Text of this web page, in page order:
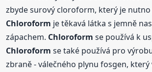
zbyde surový cloroform, který je
Chloroform je těkavá látka s jemně
zápachem. Chloroform se používá k
Chloroform se také používá pro
zbraně - válečného plynu fosgen, který